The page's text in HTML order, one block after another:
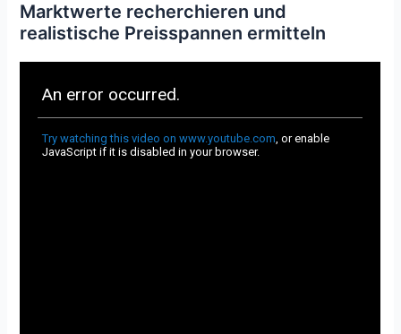
Marktwerte recherchieren und
realistische Preisspannen ermitteln